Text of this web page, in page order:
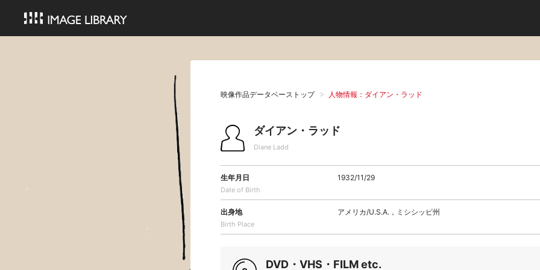
映像作品データベーストップ 人物情報：ダイアン・ラッド
ダイアン・ラッド
Diane Ladd
生年月日
Date of Birth
1932/11/29
出身地
Birth Place
アメリカ/U.S.A.，ミシシッピ州
DVD・VHS・FILM etc.